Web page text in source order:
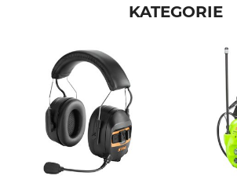
KATEGORIE